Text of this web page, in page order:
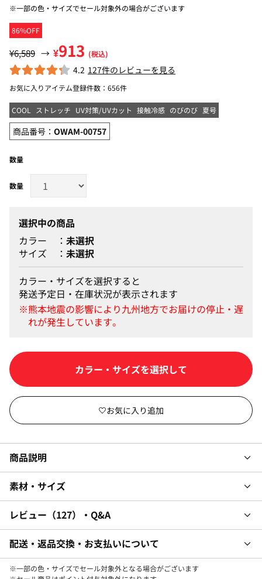
86%OFF
※一部の色・サイズでセール対象外の場合がございます
¥6,589 → ¥913 (税込)
4.2 127件のレビューを見る
お気に入りアイテム登録件数： 656件
COOL ストレッチ UV対策/UVカット 接触冷感 のびのび 夏号
商品番号： OWAM-00757
数量
選択中の商品
カラー
未選択
サイズ
未選択
カラー・サイズを選択すると
発送予定日・在庫状況が表示されます
カートに入れる
商品説明
素材・サイズ
レビュー 127 ・Q&A
配送・返品交換・お支払いについて
※一部の色・サイズでセール対象外となる場合がございます